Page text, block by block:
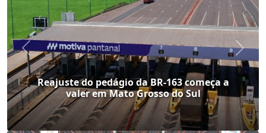
Operação investiga grupo do Discord ligado à
morte de adolescente de 13 anos em Naviraí
Anterior